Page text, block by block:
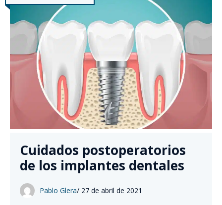
Cuidados postoperatorios
de los implantes dentales
Pablo Glera/ 27 de abril de 2021